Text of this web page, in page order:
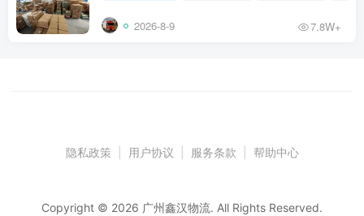
2026-8-9 7.8W+
隐私政策 用户协议 服务条款 帮助中心
Copyright © 2026 广州鑫汉物流. All Rights Reserved.